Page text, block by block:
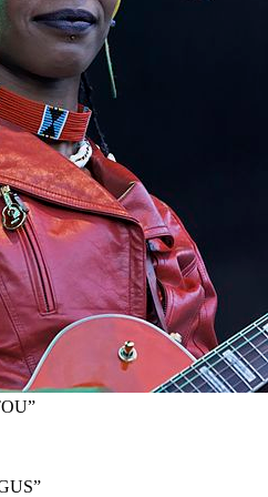
”
”